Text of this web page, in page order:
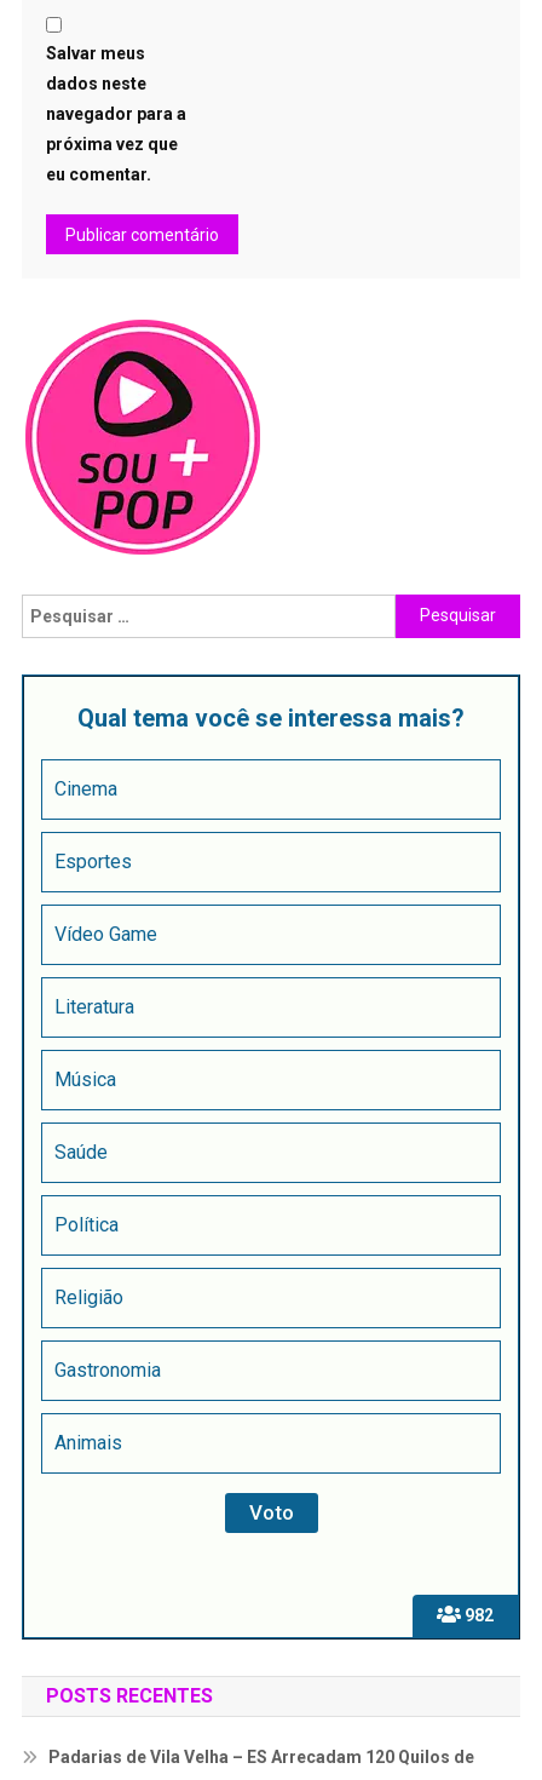
Salvar meus
dados neste
navegador para a
próxima vez que
eu comentar.
982
Qual tema você se interessa mais?
Cinema
Esportes
Vídeo Game
Literatura
Música
Saúde
Política
Religião
Gastronomia
Animais
POSTS RECENTES
Padarias de Vila Velha – ES Arrecadam 120 Quilos de